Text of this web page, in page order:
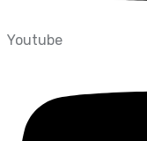
Youtube